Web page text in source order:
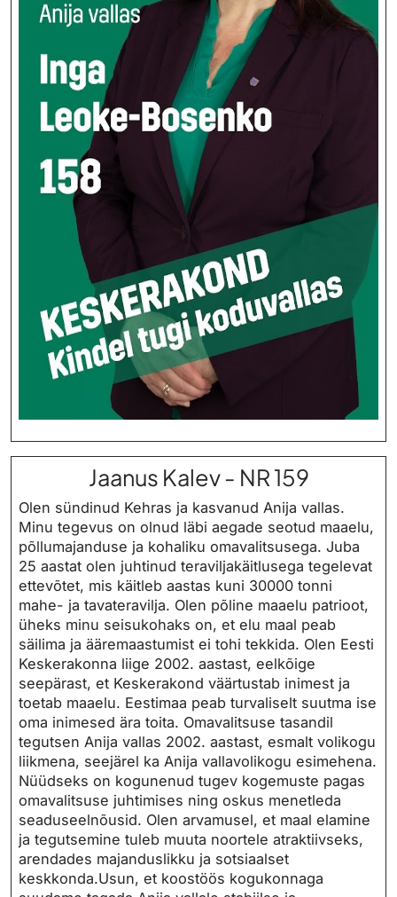
Jaanus Kalev - NR 159
Olen sündinud Kehras ja kasvanud Anija vallas.
Minu tegevus on olnud läbi aegade seotud maaelu,
põllumajanduse ja kohaliku omavalitsusega. Juba
25 aastat olen juhtinud teraviljakäitlusega tegelevat
ettevõtet, mis käitleb aastas kuni 30000 tonni
mahe- ja tavateravilja. Olen põline maaelu patrioot,
üheks minu seisukohaks on, et elu maal peab
säilima ja ääremaastumist ei tohi tekkida. Olen Eesti
Keskerakonna liige 2002. aastast, eelkõige
seepärast, et Keskerakond väärtustab inimest ja
toetab maaelu. Eestimaa peab turvaliselt suutma ise
oma inimesed ära toita. Omavalitsuse tasandil
tegutsen Anija vallas 2002. aastast, esmalt volikogu
liikmena, seejärel ka Anija vallavolikogu esimehena.
Nüüdseks on kogunenud tugev kogemuste pagas
omavalitsuse juhtimises ning oskus menetleda
seaduseelnõusid. Olen arvamusel, et maal elamine
ja tegutsemine tuleb muuta noortele atraktiivseks,
arendades majanduslikku ja sotsiaalset
keskkonda.Usun, et koostöös kogukonnaga